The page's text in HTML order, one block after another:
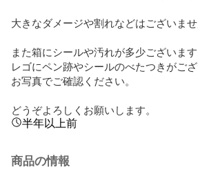
大きなダメージや割れなどはございませ
また箱にシールや汚れが多少ございま
レゴにペン跡やシールのべたつきがご
お写真でご確認ください。
どうぞよろしくお願いします。
半年以上前
商品の情報